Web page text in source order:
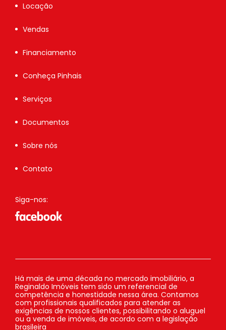
Locação
Vendas
Financiamento
Conheça Pinhais
Serviços
Documentos
Sobre nós
Contato
Siga-nos:
Há mais de uma década no mercado imobiliário, a
Reginaldo Imóveis tem sido um referencial de
competência e honestidade nessa área. Contamos
com profissionais qualificados para atender as
exigências de nossos clientes, possibilitando o aluguel
ou a venda de imóveis, de acordo com a legislação
brasileira